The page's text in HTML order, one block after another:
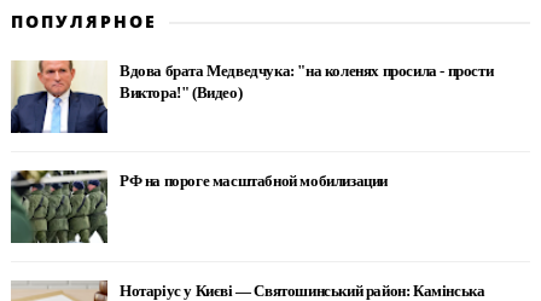
ПОПУЛЯРНОЕ
Вдова брата Медведчука: "на коленях просила - прости
Виктора!" (Видео)
РФ на пороге масштабной мобилизации
Нотаріус у Києві — Святошинський район: Камінська